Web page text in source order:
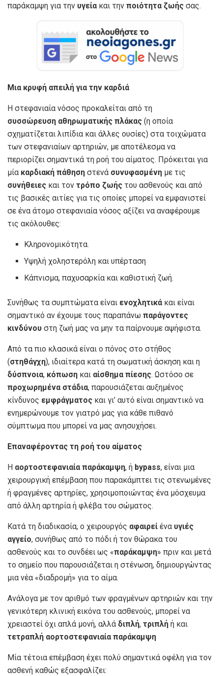
παράκαμψη για την υγεία και την ποιότητα ζωής σας.
Μια κρυφή απειλή για την καρδιά
Η στεφανιαία νόσος προκαλείται από τη
συσσώρευση αθηρωματικής πλάκας (η οποία
σχηματίζεται λιπίδια και άλλες ουσίες) στα τοιχώματα
των στεφανιαίων αρτηριών, με αποτέλεσμα να
περιορίζει σημαντικά τη ροή του αίματος. Πρόκειται για
μία καρδιακή πάθηση στενά συνυφασμένη με τις
συνήθειες και τον τρόπο ζωής του ασθενούς και από
τις βασικές αιτίες για τις οποίες μπορεί να εμφανιστεί
σε ένα άτομο στεφανιαία νόσος αξίζει να αναφέρουμε
τις ακόλουθες:
Κληρονομικότητα.
Υψηλή χοληστερόλη και υπέρταση
Κάπνισμα, παχυσαρκία και καθιστική ζωή.
Συνήθως τα συμπτώματα είναι ενοχλητικά και είναι
σημαντικό αν έχουμε τους παραπάνω παράγοντες
κινδύνου στη ζωή μας να μην τα παίρνουμε αψήφιστα.
Από τα πιο κλασικά είναι ο πόνος στο στήθος
(στηθάγχη), ιδιαίτερα κατά τη σωματική άσκηση και η
δύσπνοια, κόπωση και αίσθημα πίεσης. Ωστόσο σε
προχωρημένα στάδια, παρουσιάζεται αυξημένος
κίνδυνος εμφράγματος και γι’ αυτό είναι σημαντικό να
ενημερώνουμε τον γιατρό μας για κάθε πιθανό
σύμπτωμα που μπορεί να μας ανησυχήσει.
Επαναφέροντας τη ροή του αίματος
Η αορτοστεφανιαία παράκαμψη, ή bypass, είναι μια
χειρουργική επέμβαση που παρακάμπτει τις στενωμένες
ή φραγμένες αρτηρίες, χρησιμοποιώντας ένα μόσχευμα
από άλλη αρτηρία ή φλέβα του σώματος.
Κατά τη διαδικασία, ο χειρουργός αφαιρεί ένα υγιές
αγγείο, συνήθως από το πόδι ή τον θώρακα του
ασθενούς και το συνδέει ως «παράκαμψη» πριν και μετά
το σημείο που παρουσιάζεται η στένωση, δημιουργώντας
μια νέα «διαδρομή» για το αίμα.
Ανάλογα με τον αριθμό των φραγμένων αρτηριών και την
γενικότερη κλινική εικόνα του ασθενούς, μπορεί να
χρειαστεί όχι απλά μονή, αλλά διπλή, τριπλή ή και
τετραπλή αορτοστεφανιαία παράκαμψη
Μία τέτοια επέμβαση έχει πολύ σημαντικά οφέλη για τον
ασθενή καθώς εξασφαλίζει: